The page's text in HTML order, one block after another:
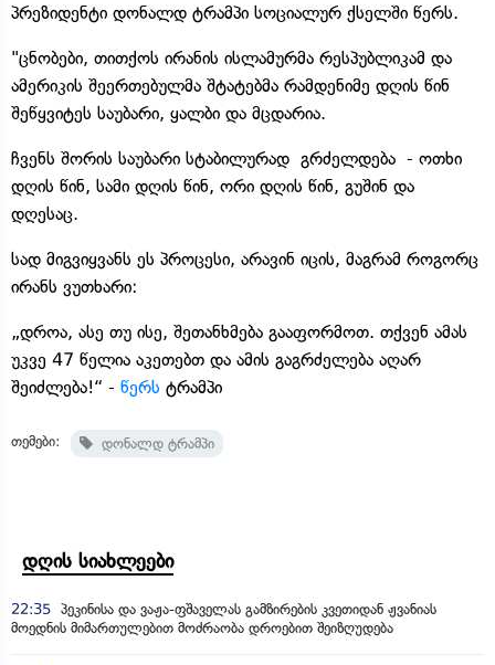
პრეზიდენტი დონალდ ტრამპი სოციალურ ქსელში წერს.
"ცნობები, თითქოს ირანის ისლამურმა რესპუბლიკამ და
ამერიკის შეერთებულმა შტატებმა რამდენიმე დღის წინ
შეწყვიტეს საუბარი, ყალბი და მცდარია.
ჩვენს შორის საუბარი სტაბილურად გრძელდება - ოთხი
დღის წინ, სამი დღის წინ, ორი დღის წინ, გუშინ და
დღესაც.
სად მიგვიყვანს ეს პროცესი, არავინ იცის, მაგრამ როგორც
ირანს ვუთხარი:
„დროა, ასე თუ ისე, შეთანხმება გააფორმოთ. თქვენ ამას
უკვე 47 წელია აკეთებთ და ამის გაგრძელება აღარ
შეიძლება!“ - წერს ტრამპი
თემები: დონალდ ტრამპი
დღის სიახლეები
22:35 პეკინისა და ვაჟა-ფშაველას გამზირების კვეთიდან ჟვანიას
მოედნის მიმართულებით მოძრაობა დროებით შეიზღუდება